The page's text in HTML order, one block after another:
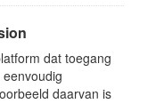
dat toegang
daarvan is